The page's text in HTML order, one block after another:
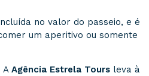
no valor do passeio, e é
um aperitivo ou somente
A Agência Estrela Tours leva à